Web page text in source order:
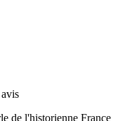
avis
de l'historienne France